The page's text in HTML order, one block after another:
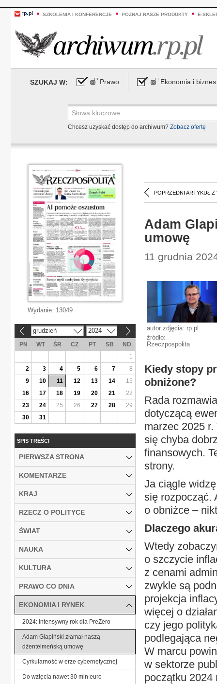
SZKOLENIA I KONFERENCJE POZNAJ NASZE PRODUKTY E-
SZUKAJ W: Prawo Ekonomia i biznes
Chcesz uzyskać dostęp do archiwum? Zobacz ofertę
POPRZEDNI ARTYKUŁ Z
Adam
umowę
11 grudnia
autor zdjęcia: rp.pl
źródło:
Rzeczpospolita
Kiedy stopy
obniżone?
Rada
dotyczącą
marzec 2025
się chyba
finansowych.
strony.
Ja ciągle
się rozpocząć.
o obniżce –
Dlaczego
Wtedy
o szczycie
z cenami
zwykle są
projekcja
więcej o
czy jego
podlegająca
W marcu
w sektorze
początku 2024
Wydanie: 13049
grudzień 2024
PN WT ŚR CZ PT SB
ND
1
2
3 4 5 6 7
8
9
10 11 12 13 14
15
16
17 18 19 20 21
22
23
24 25 26 27 28
29
30
31
SPIS TREŚCI
PIERWSZA STRONA
KOMENTARZE
KRAJ
RZECZ O POLITYCE
ŚWIAT
NAUKA
KULTURA
PRAWO CO DNIA
EKONOMIA I RYNEK
2024: intensywny rok dla PreZero
Adam Glapiński złamał naszą
dżentelmeńską umowę
Cyrkularność w erze cybernetycznej
Do wzięcia nawet 30 mln euro